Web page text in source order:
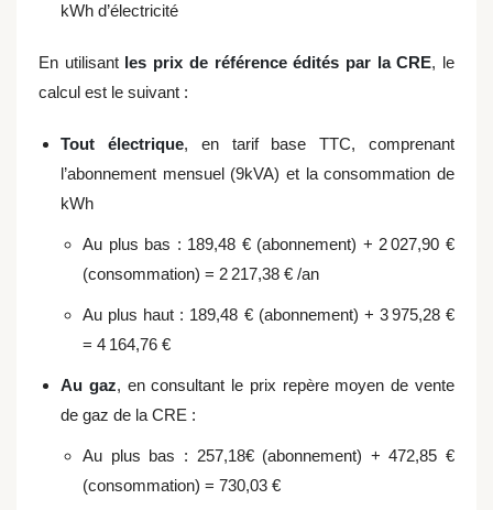
kWh d’électricité
En utilisant les prix de référence édités par la CRE, le
calcul est le suivant :
Tout électrique, en tarif base TTC, comprenant
l’abonnement mensuel (9kVA) et la consommation de
kWh
Au plus bas : 189,48 €(abonnement) + 2 027,90 €
(consommation) = 2 217,38 € /an
Au plus haut : 189,48 €(abonnement) + 3 975,28 €
= 4 164,76 €
Au gaz, en consultant le prix repère moyen de vente
de gaz de la CRE :
Au plus bas : 257,18€ (abonnement) +472,85 €
(consommation) = 730,03 €